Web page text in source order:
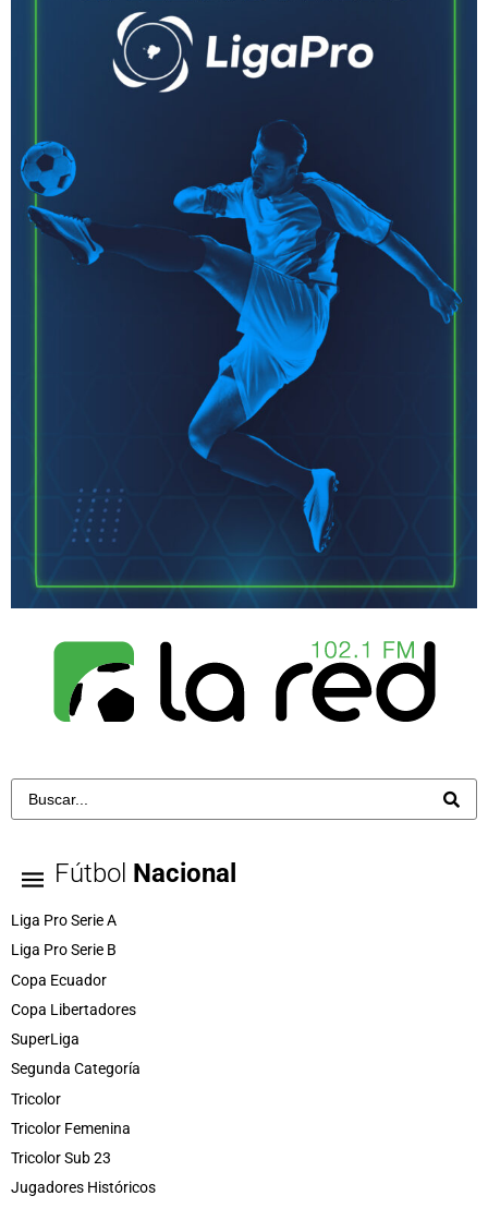
Fútbol Nacional
Liga Pro Serie A
Liga Pro Serie B
Copa Ecuador
Copa Libertadores
SuperLiga
Segunda Categoría
Tricolor
Tricolor Femenina
Tricolor Sub 23
Jugadores Históricos